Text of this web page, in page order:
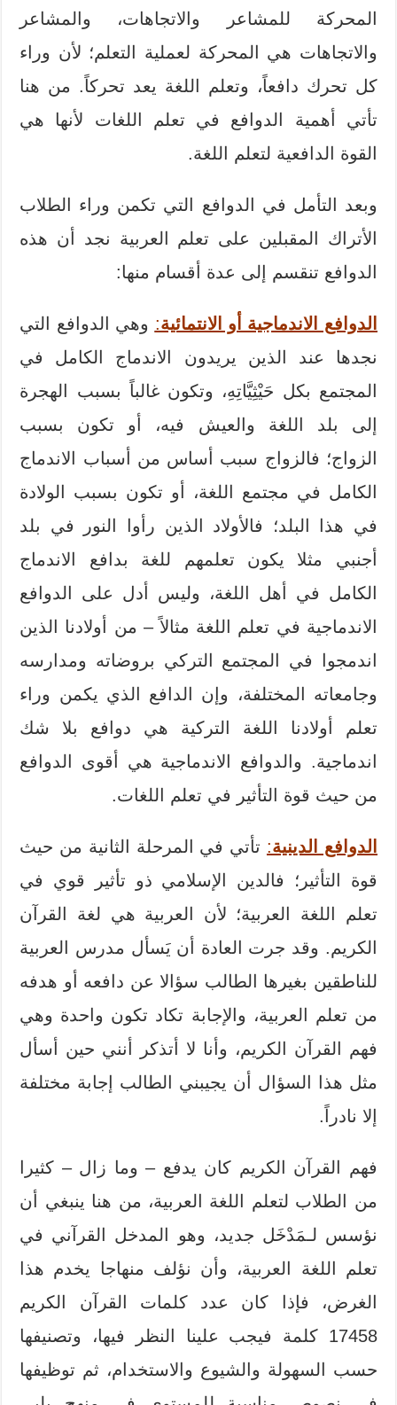
المحركة للمشاعر والاتجاهات، والمشاعر
والاتجاهات هي المحركة لعملية التعلم؛ لأن وراء
كل تحرك دافعاً، وتعلم اللغة يعد تحركاً. من هنا
تأتي أهمية الدوافع في تعلم اللغات لأنها هي
القوة الدافعية لتعلم اللغة.
وبعد التأمل في الدوافع التي تكمن وراء الطلاب
الأتراك المقبلين على تعلم العربية نجد أن هذه
الدوافع تنقسم إلى عدة أقسام منها:
الدوافع الاندماجية أو الانتمائية: وهي الدوافع التي
نجدها عند الذين يريدون الاندماج الكامل في
المجتمع بكل حَيْثِيَّاتِهِ، وتكون غالباً بسبب الهجرة
إلى بلد اللغة والعيش فيه، أو تكون بسبب
الزواج؛ فالزواج سبب أساس من أسباب الاندماج
الكامل في مجتمع اللغة، أو تكون بسبب الولادة
في هذا البلد؛ فالأولاد الذين رأوا النور في بلد
أجنبي مثلا يكون تعلمهم للغة بدافع الاندماج
الكامل في أهل اللغة، وليس أدل على الدوافع
الاندماجية في تعلم اللغة مثالاً – من أولادنا الذين
اندمجوا في المجتمع التركي بروضاته ومدارسه
وجامعاته المختلفة، وإن الدافع الذي يكمن وراء
تعلم أولادنا اللغة التركية هي دوافع بلا شك
اندماجية. والدوافع الاندماجية هي أقوى الدوافع
من حيث قوة التأثير في تعلم اللغات.
الدوافع الدينية: تأتي في المرحلة الثانية من حيث
قوة التأثير؛ فالدين الإسلامي ذو تأثير قوي في
تعلم اللغة العربية؛ لأن العربية هي لغة القرآن
الكريم. وقد جرت العادة أن يَسأل مدرس العربية
للناطقين بغيرها الطالب سؤالا عن دافعه أو هدفه
من تعلم العربية، والإجابة تكاد تكون واحدة وهي
فهم القرآن الكريم، وأنا لا أتذكر أنني حين أسأل
مثل هذا السؤال أن يجيبني الطالب إجابة مختلفة
إلا نادراً.
فهم القرآن الكريم كان يدفع – وما زال – كثيرا
من الطلاب لتعلم اللغة العربية، من هنا ينبغي أن
نؤسس لـمَدْخَل جديد، وهو المدخل القرآني في
تعلم اللغة العربية، وأن نؤلف منهاجا يخدم هذا
الغرض، فإذا كان عدد كلمات القرآن الكريم
17458 كلمة فيجب علينا النظر فيها، وتصنيفها
حسب السهولة والشيوع والاستخدام، ثم توظيفها